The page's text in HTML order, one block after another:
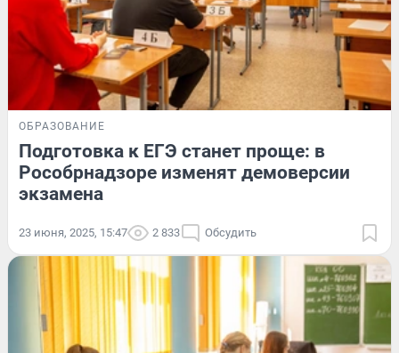
ОБРАЗОВАНИЕ
Подготовка к ЕГЭ станет проще: в
Рособрнадзоре изменят демоверсии
экзамена
23 июня, 2025, 15:47 2 833 Обсудить